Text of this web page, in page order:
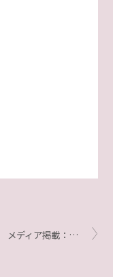
メディア掲載：『8760 by postseven』にておすすめのフェムテックアイテムを紹介